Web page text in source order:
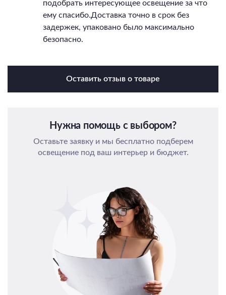
подобрать интересующее освещение за что
ему спасибо.Доставка точно в срок без
задержек, упаковано было максимально
безопасно.
Оставить отзыв о товаре
Нужна помощь с выбором?
Оставьте заявку и мы бесплатно подберем
освещение под ваш интерьер и бюджет.